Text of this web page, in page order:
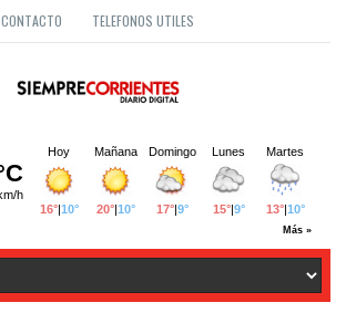
CONTACTO TELEFONOS UTILES